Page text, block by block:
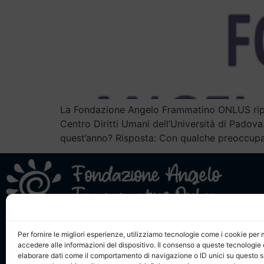
Per fornire le migliori esperienze, utilizziamo tecnologie come i cookie per
accedere alle informazioni del dispositivo. Il consenso a queste tecnologie
elaborare dati come il comportamento di navigazione o ID unici su questo
La Fondazione Angelo Frammatino ONLUS
Centro Diritti Umani dell’Università di
quest’anno? Risposta: Con qualche
Piazza Angelo Frammartino, 4 c/o Comune di